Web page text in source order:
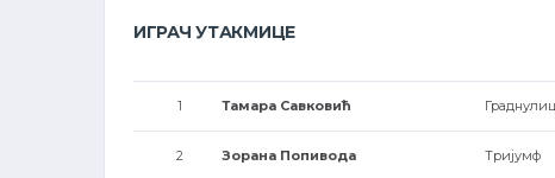
ИГРАЧ УТАКМИЦЕ
1 Тамара Савковић
2 Зорана Попивода Тријумф